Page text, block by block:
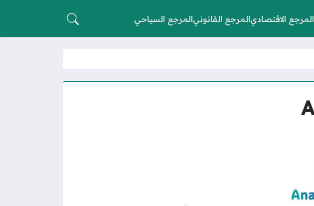
المرجع الاقتصاديالمرجع القانونيالمرجع السياحي